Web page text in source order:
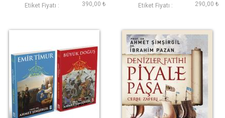
Etiket Fiyatı : 390,00 ₺ Etiket Fiyatı : 290,00 ₺